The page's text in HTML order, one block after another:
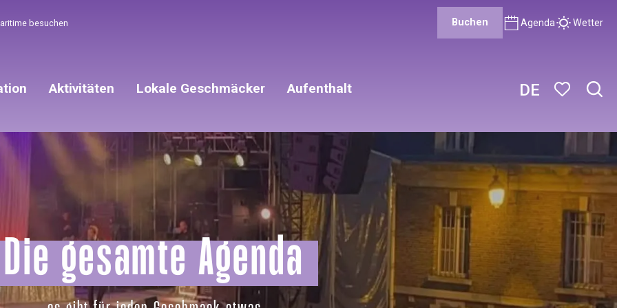
DE
besuchen Buchen Agenda Wetter
Aktivitäten Lokale Geschmäcker Aufenthalt
Die gesamte Agenda